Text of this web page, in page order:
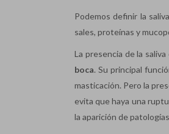
Podemos definir la
sales, proteínas y
La presencia de la
boca. Su principal
masticación. Pero la
evita que haya una
la aparición de